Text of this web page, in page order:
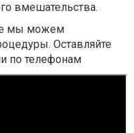
вмешательства.
мы можем
Оставляйте
по телефонам